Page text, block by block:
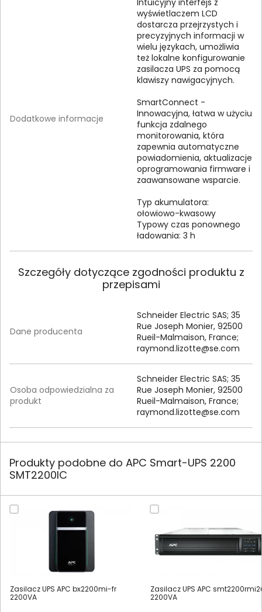
Dodatkowe informacje
Intuicyjny interfejs z
wyświetlaczem LCD
dostarcza przejrzystych i
precyzyjnych informacji w
wielu językach, umożliwia
też lokalne konfigurowanie
zasilacza UPS za pomocą
klawiszy nawigacyjnych.
SmartConnect -
Innowacyjna, łatwa w użyciu
funkcja zdalnego
monitorowania, która
zapewnia automatyczne
powiadomienia, aktualizacje
oprogramowania firmware i
zaawansowane wsparcie.
Typ akumulatora:
ołowiowo-kwasowy
Typowy czas ponownego
ładowania: 3 h
Szczegóły dotyczące zgodności produktu z
przepisami
Dane producenta
Schneider Electric SAS; 35
Rue Joseph Monier, 92500
Rueil-Malmaison, France;
raymond.lizotte@se.com
Osoba odpowiedzialna za
produkt
Schneider Electric SAS; 35
Rue Joseph Monier, 92500
Rueil-Malmaison, France;
raymond.lizotte@se.com
Produkty podobne do APC Smart-UPS 2200
SMT2200IC
Zasilacz UPS APC bx2200mi-fr
2200VA
Zasilacz UPS APC
2200VA